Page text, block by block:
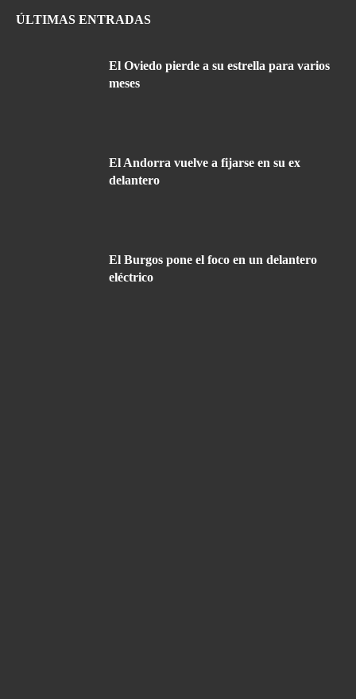
ÚLTIMAS ENTRADAS
El Oviedo pierde a su estrella para varios
meses
El Andorra vuelve a fijarse en su ex
delantero
El Burgos pone el foco en un delantero
eléctrico